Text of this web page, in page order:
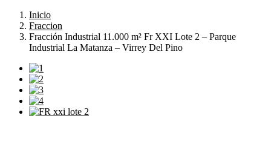
Inicio
Fraccion
Fracción Industrial 11.000 m² Fr XXI Lote 2 – Parque
Industrial La Matanza – Virrey Del Pino